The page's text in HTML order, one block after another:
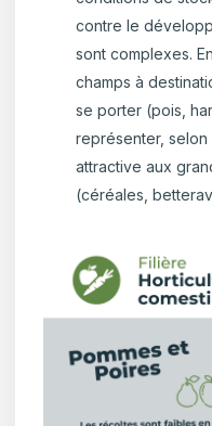
contre le
sont complexes.
champs à
se porter (pois,
représenter, selon
attractive aux
(céréales,